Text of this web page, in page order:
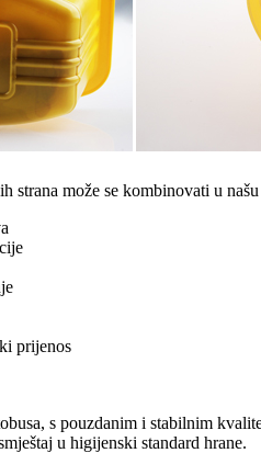
strana može se kombinovati u
prijenos
s pouzdanim i stabilnim
u higijenski standard hrane.